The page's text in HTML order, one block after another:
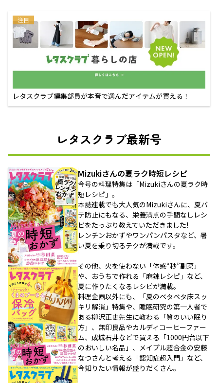
注目
レタスクラブ編集部員が本音で選んだアイテムが買える！
レタスクラブ最新号
Mizukiさんの夏ラク時短レシピ
今号の料理特集は「Mizukiさんの夏ラク時
短レシピ」。
本誌連載でも大人気のMizukiさんに、夏バ
テ防止にもなる、栄養満点の手間なしレシ
ピをたっぷり教えていただきました!
レンチンおかずやワンパンパスタなど、暑
い夏を乗り切るテクが満載です。
その他、火を使わない「体感“秒”副菜」
や、おうちで作れる「麻辣レシピ」など、
夏に作りたくなるレシピが満載。
料理企画以外にも、「夏のベタベタ床スッ
キリ解消」特集や、睡眠研究の第一人者で
ある柳沢正史先生に教わる「質のいい眠り
方」、無印良品やカルディコーヒーファー
ム、成城石井などで買える「1000円台以下
のおいしい名品」、メイプル超合金の安藤
なつさんと考える「認知症超入門」など、
今知りたい情報が盛りだくさん。